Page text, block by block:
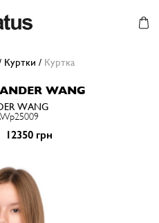
Куртки / Куртка
WANG
WANG
12350 грн